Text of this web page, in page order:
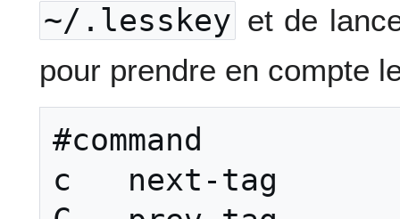
~/.lesskey et de
pour prendre en compte
#command
c   next-tag